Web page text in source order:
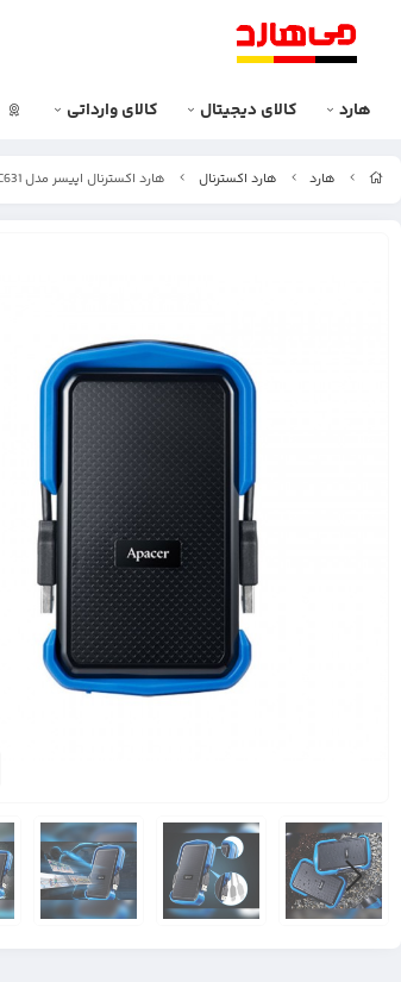
هارد کالای دیجیتال کالای وارداتی
هارد هارد اکسترنال هارد اکسترنال اپیسر مدل AC631 ظرفیت ۲ ترابایت